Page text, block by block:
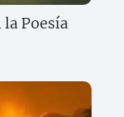
Poesía